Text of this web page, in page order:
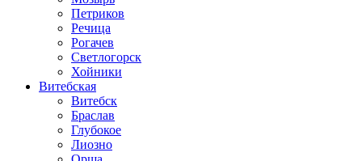
Петриков
Речица
Рогачев
Светлогорск
Хойники
Витебская
Витебск
Браслав
Глубокое
Лиозно